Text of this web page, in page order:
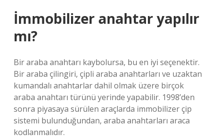
İmmobilizer anahtar yapılır
mı?
Bir araba anahtarı kaybolursa, bu en iyi seçenektir.
Bir araba çilingiri, çipli araba anahtarları ve uzaktan
kumandalı anahtarlar dahil olmak üzere birçok
araba anahtarı türünü yerinde yapabilir. 1998’den
sonra piyasaya sürülen araçlarda immobilizer çip
sistemi bulunduğundan, araba anahtarları araca
kodlanmalıdır.